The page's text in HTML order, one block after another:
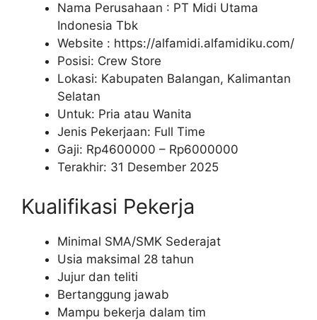
Nama Perusahaan : PT Midi Utama
Indonesia Tbk
Website : https://alfamidi.alfamidiku.com/
Posisi: Crew Store
Lokasi: Kabupaten Balangan, Kalimantan
Selatan
Untuk: Pria atau Wanita
Jenis Pekerjaan: Full Time
Gaji: Rp4600000 – Rp6000000
Terakhir: 31 Desember 2025
Kualifikasi Pekerja
Minimal SMA/SMK Sederajat
Usia maksimal 28 tahun
Jujur dan teliti
Bertanggung jawab
Mampu bekerja dalam tim